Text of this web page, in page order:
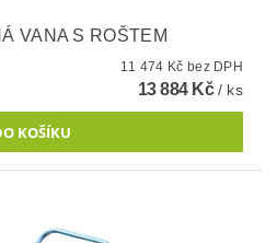
VANA S ROŠTEM
11 474 Kč bez DPH
13 884 Kč/ ks